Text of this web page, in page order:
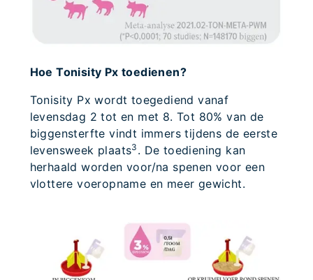
Hoe Tonisity Px toedienen?
Tonisity Px wordt toegediend vanaf
levensdag 2 tot en met 8. Tot 80% van de
biggensterfte vindt immers tijdens de eerste
levensweek plaats3 . De toediening kan
herhaald worden voor/na spenen voor een
vlottere voeropname en meer gewicht.